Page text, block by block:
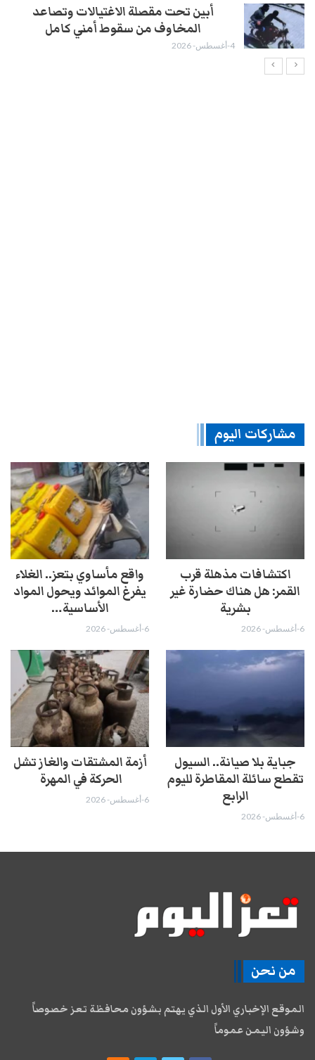
أبين تحت مقصلة الاغتيالات وتصاعد
المخاوف من سقوط أمني كامل
4-أغسطس- 2026
مشاركات اليوم
اكتشافات مذهلة قرب
القمر: هل هناك حضارة غير
بشرية
6-أغسطس- 2026
واقع مأساوي بتعز.. الغلاء
يفرغ الموائد ويحول المواد
الأساسية…
6-أغسطس- 2026
جباية بلا صيانة.. السيول
تقطع سائلة المقاطرة لليوم
الرابع
6-أغسطس- 2026
أزمة المشتقات والغاز تشل
الحركة في المهرة ​
6-أغسطس- 2026
من نحن
الموقع الإخباري الأول الذي يهتم بشؤون محافظة تعز خصوصاً
وشؤون اليمن عموماً